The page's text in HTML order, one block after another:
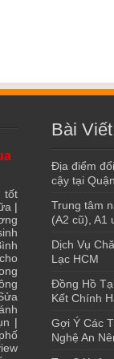
tốt
|
|
Bài
Địa điểm
cậy tại
Trung tâm
(A2 cũ), A1
Dịch Vụ
Lạc HCM
Đồng Hồ
Kết Chính
Gợi Ý Các
Nghệ An